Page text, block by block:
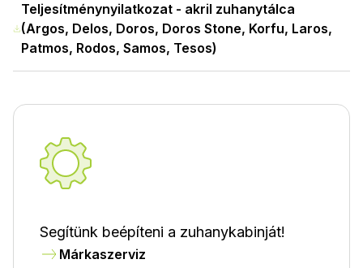
Teljesítménynyilatkozat - akril zuhanytálca
(Argos, Delos, Doros, Doros Stone, Korfu, Laros,
Patmos, Rodos, Samos, Tesos)
Segítünk beépíteni a zuhanykabinját!
Márkaszerviz